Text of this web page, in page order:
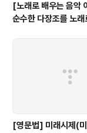
[노래로 배우는 음악
순수한 다장조를 노
[영문법] 미래시제(